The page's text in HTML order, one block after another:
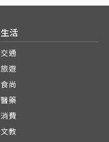
生活
交通
旅遊
食尚
醫藥
消費
文教